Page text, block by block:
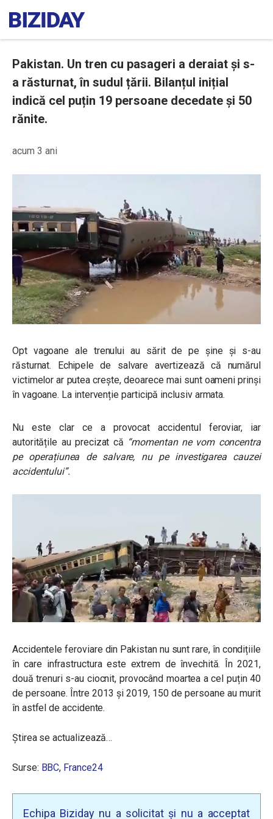
Pakistan. Un tren cu pasageri a deraiat și s-
a răsturnat, în sudul țării. Bilanțul inițial
indică cel puțin 19 persoane decedate și 50
rănite.
acum 3 ani
Opt vagoane ale trenului au sărit de pe șine și s-au
răsturnat. Echipele de salvare avertizează că numărul
victimelor ar putea crește, deoarece mai sunt oameni prinși
în vagoane. La intervenție participă inclusiv armata.
Nu este clar ce a provocat accidentul feroviar, iar
autoritățile au precizat că “momentan ne vom concentra
pe operațiunea de salvare, nu pe investigarea cauzei
accidentului”.
Accidentele feroviare din Pakistan nu sunt rare, în condițiile
în care infrastructura este extrem de învechită. În 2021,
două trenuri s-au ciocnit, provocând moartea a cel puțin 40
de persoane. Între 2013 și 2019, 150 de persoane au murit
în astfel de accidente.
Știrea se actualizează…
Surse: BBC, France24
Echipa Biziday nu a solicitat și nu a acceptat